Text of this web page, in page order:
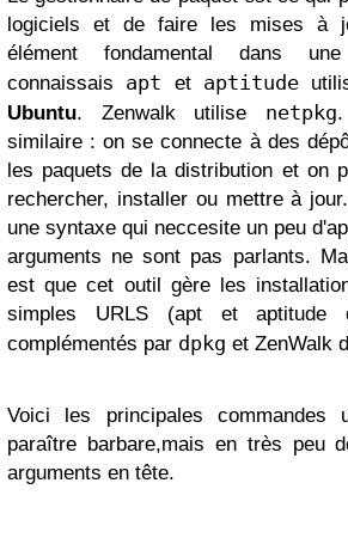
logiciels et de faire les mises à
élément fondamental dans
connaissais apt et aptitude
Ubuntu. Zenwalk utilise netpkg
similaire : on se connecte à des
les paquets de la distribution et on
rechercher, installer ou mettre à
une syntaxe qui neccesite un peu
arguments ne sont pas parlants.
est que cet outil gère les
simples URLS (apt et aptitude
complémentés par dpkg et ZenWalk
Voici les principales commandes
paraître barbare,mais en très peu
arguments en tête.